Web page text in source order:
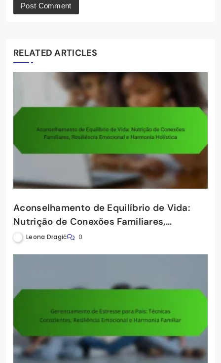
RELATED ARTICLES
Aconselhamento de Equilíbrio de Vida:
Nutrição de Conexões Familiares,
Resiliência Emocional e Harmonia
Leona Dragić 0